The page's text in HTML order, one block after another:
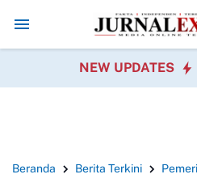
Polres Tapsel Tangkap Tersangka
NEW UPDATES
Beranda Berita Terkini